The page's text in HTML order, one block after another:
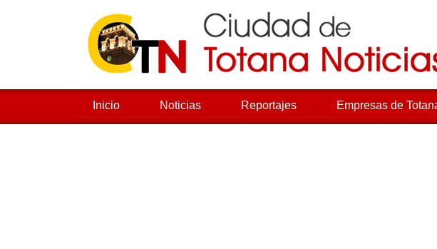
Inicio Noticias Reportajes Empresas de